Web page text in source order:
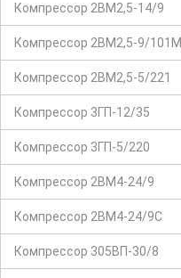
Компрессор 2ВМ2,5-14/9
Компрессор 2ВМ2,5-9/101М
Компрессор 2ВМ2,5-5/221
Компрессор 3ГП-12/35
Компрессор 3ГП-5/220
Компрессор 2ВМ4-24/9
Компрессор 2ВМ4-24/9С
Компрессор 305ВП-30/8